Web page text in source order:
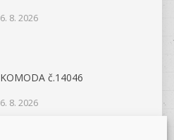
6. 8. 2026
KOMODA č.14046
6. 8. 2026